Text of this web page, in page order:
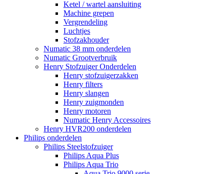
Ketel / wartel aansluiting
Machine grepen
Vergrendeling
Luchtjes
Stofzakhouder
Numatic 38 mm onderdelen
Numatic Grootverbruik
Henry Stofzuiger Onderdelen
Henry stofzuigerzakken
Henry filters
Henry slangen
Henry zuigmonden
Henry motoren
Numatic Henry Accessoires
Henry HVR200 onderdelen
Philips onderdelen
Philips Steelstofzuiger
Philips Aqua Plus
Philips Aqua Trio